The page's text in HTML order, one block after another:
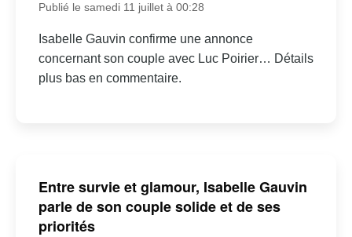
Publié le samedi 11 juillet à 00:28
Isabelle Gauvin confirme une annonce
concernant son couple avec Luc Poirier… Détails
plus bas en commentaire.
Entre survie et glamour, Isabelle Gauvin
parle de son couple solide et de ses
priorités